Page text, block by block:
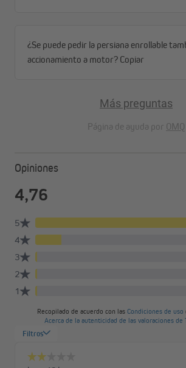
Puedes obtener Zevra en muchos colores,
transparencia diferentes, dependiendo de si
opaca o translúcida. Las franjas del producto
fabricadas con poliéster de alta calidad.
¿Se puede pedir la persiana enrollable
accionamiento a motor? Copiar
Más preguntas
Página de ayuda por OMQ
Opiniones